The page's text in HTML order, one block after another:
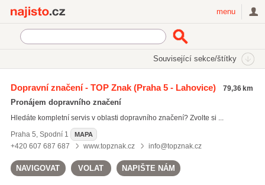
menu
Související sekce/štítky
dopravní zrcadla(19)
vodorovné dopravní značení(91)
Všechny související štítky
Dopravní značení - TOP Znak(Praha 5 - Lahovice) 79,36 km
Pronájem dopravního značení
Hledáte kompletní servis v oblasti dopravního značení? Zvolte si ...
Praha 5, Spodní 1 MAPA
+420 607 687 687 www.topznak.cz info@topznak.cz
NAVIGOVAT VOLAT NAPIŠTE NÁM